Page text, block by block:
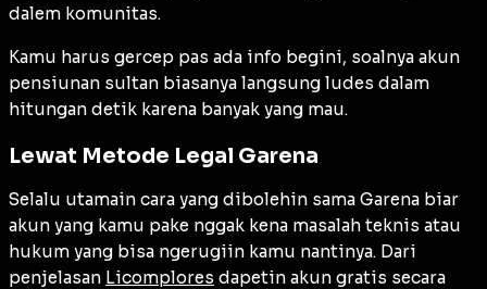
dalem komunitas.
Kamu harus gercep pas ada info begini, soalnya akun
pensiunan sultan biasanya langsung ludes dalam
hitungan detik karena banyak yang mau.
Lewat Metode Legal Garena
Selalu utamain cara yang dibolehin sama Garena biar
akun yang kamu pake nggak kena masalah teknis atau
hukum yang bisa ngerugiin kamu nantinya. Dari
penjelasan Licomplores dapetin akun gratis secara